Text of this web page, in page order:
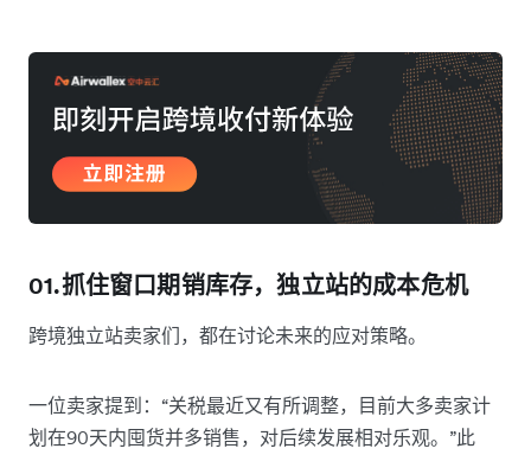
01.抓住窗口期销库存，独立站的成本危机
跨境独立站卖家们，都在讨论未来的应对策略。
一位卖家提到：“关税最近又有所调整，目前大多卖家计
划在90天内囤货并多销售，对后续发展相对乐观。”此